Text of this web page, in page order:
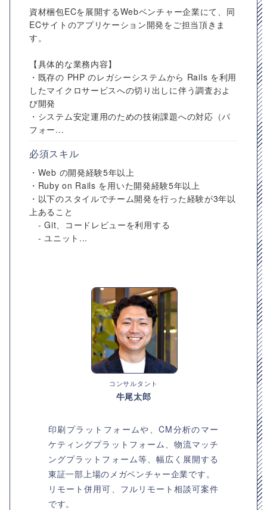
資材梱包ECを展開するWebベンチャー企業にて、同
ECサイトのアプリケーション開発をご担当頂きま
す。
【具体的な業務内容】
・既存の PHP のレガシーシステムから Rails を利用
したマイクロサービスへの切り出しに伴う調査およ
び開発
・システム安定運用のための技術課題への対応（パ
フォー...
必須スキル
・Web の開発経験5年以上
・Ruby on Rails を用いた開発経験5年以上
・以下のスタイルでチーム開発を行った経験が3年以
上あること
- Git、コードレビューを利用する
- ユニット...
コンサルタント
牛尾太郎
印刷プラットフォームや、CM分析のマー
ケティングプラットフォーム、物流マッチ
ングプラットフォーム等、幅広く展開する
東証一部上場のメガベンチャー企業です。
リモート併用可、フルリモート相談可案件
です。